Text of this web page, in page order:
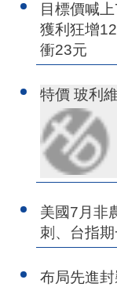
目標價喊
獲利狂增
衝23元
特價 玻利
美國7月非
刺、台指
布局先進